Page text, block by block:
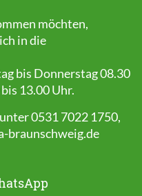
möchten,
in die
bis Donnerstag 08.30
13.00 Uhr.
0531 7022 1750,
braunschweig.de